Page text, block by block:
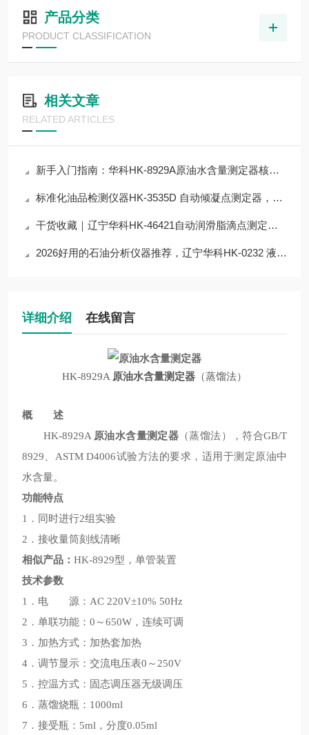
产品分类
PRODUCT CLASSIFICATION
相关文章
RELATED ARTICLES
新手入门指南：华科HK-8929A原油水含量测定器核心参数解读，快速上手不踩雷
标准化油品检测仪器HK-3535D 自动倾凝点测定器，服务电力、煤制油能源产业
干货收藏｜辽宁华科HK-46421自动润滑脂滴点测定器核心技术原理拆解
2026好用的石油分析仪器推荐，辽宁华科HK-0232 液化石油气铜片腐蚀测定器
详细介绍 在线留言
HK-8929A 原油水含量测定器 （蒸馏法）
概 述
HK-8929A 原油水含量测定器 （蒸馏法），符合GB/T
8929、ASTM D4006试验方法的要求，适用于测定原油中
水含量。
功能特点
1．同时进行2组实验
2．接收量筒刻线清晰
相似产品： HK-8929型，单管装置
技术参数
1．电 源：AC 220V±10% 50Hz
2．单联功能：0～650W，连续可调
3．加热方式：加热套加热
4．调节显示：交流电压表0～250V
5．控温方式：固态调压器无级调压
6．蒸馏烧瓶：1000ml
7．接受瓶：5ml，分度0.05ml